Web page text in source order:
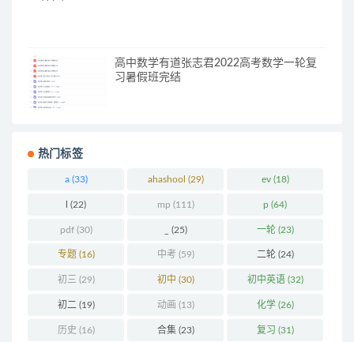
高中数学有道张志君2022高考数学一轮复
习暑假班完结
热门标签
a(33) ahashool (29) ev(18)
(22) mp (111) p (64)
pdf(30) (25) 一轮(23)
专题(16) 中考 (59) 二轮(24)
初三 (29) 初中 (30) 初中英语(32)
初二 (19) 动画 (13) 化学(26)
历史 (16) 合集(23) 复习 (31)